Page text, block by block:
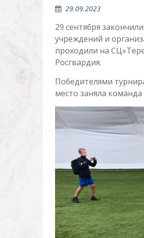
29.09.2023
29 сентября
учреждений и
проходили на
Росгвардия.
Победителями
место заняла